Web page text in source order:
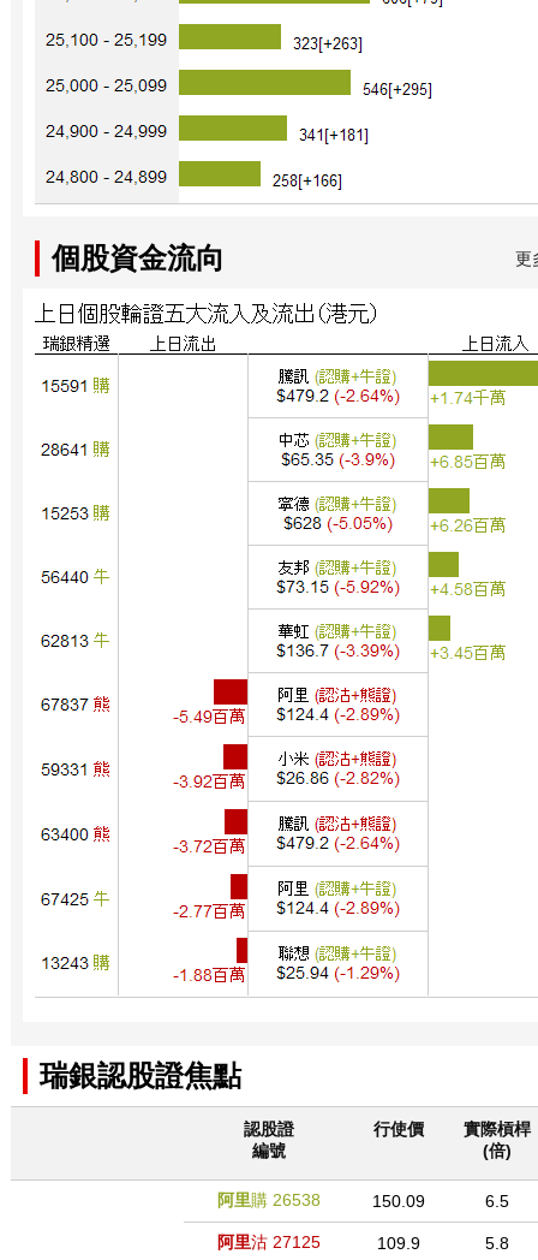
個股資金流向 更
瑞銀認股證焦點
認股證
編號
行使價
實際槓桿
(倍)
阿里購 26538 150.09 6.5
阿里沽 27125 109.9 5.8